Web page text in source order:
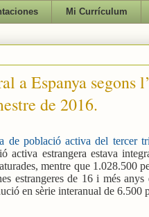
Mi Currículum
a Espanya segons
de 2016.
de població activa del tercer
activa estrangera estava
mentre que 1.028.500
estrangeres de 16 i més
en sèrie interanual de 6.500